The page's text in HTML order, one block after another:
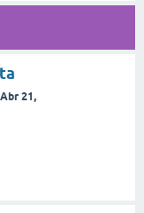
Abr 21,